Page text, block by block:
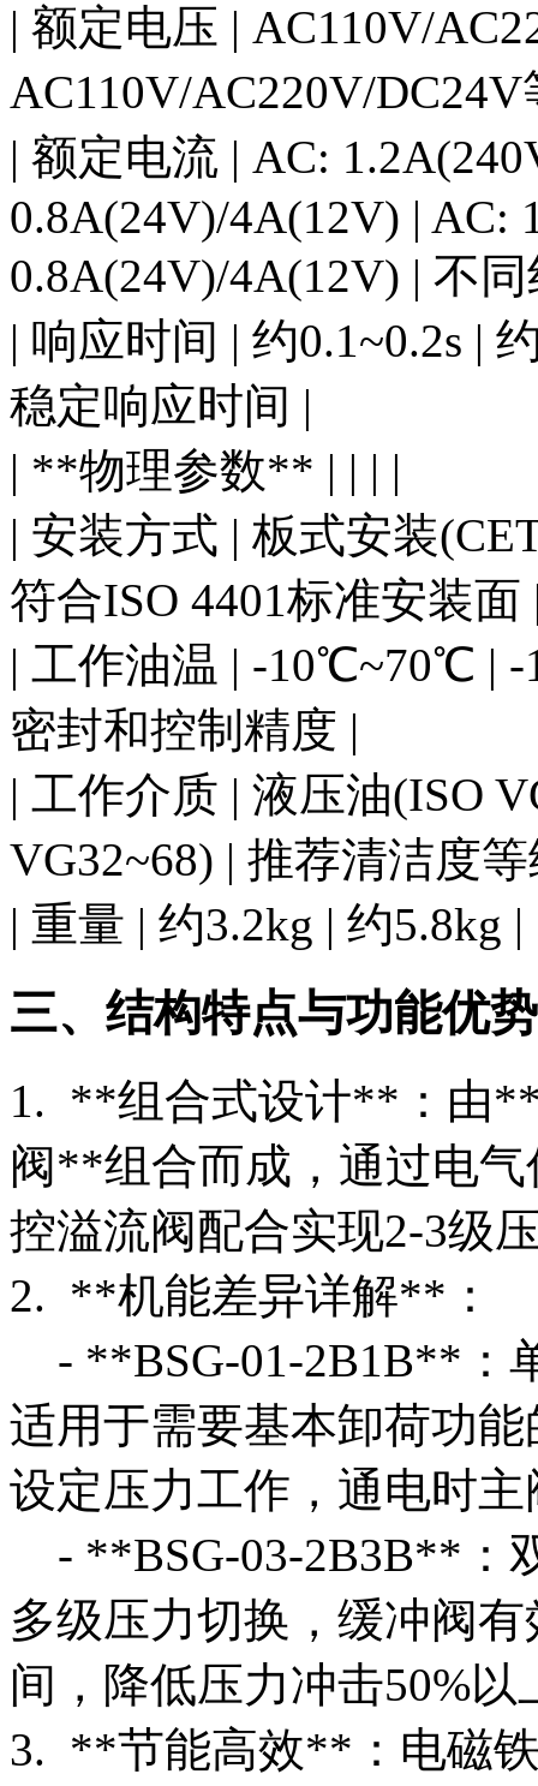
| 额定电压 | AC110V/
AC110V/AC220V/
| 额定电流 | AC:
0.8A(24V)/4A(12V) | AC:
0.8A(24V)/4A(12V) | 不
| 响应时间 | 约0.1~0.2s |
稳定响应时间 |
| **物理参数** | | | |
| 安装方式 | 板式安装
符合ISO 4401标准安装面
| 工作油温 | -10℃~70℃ |
密封和控制精度 |
| 工作介质 | 液压油(ISO
VG32~68) | 推荐清洁度
| 重量 | 约3.2kg | 约5.8kg
三、结构特点与功能优势
1. **组合式设计**：由
阀**组合而成，通过电
控溢流阀配合实现2-3级
2. **机能差异详解**：
- **BSG-01-2B1B**：
适用于需要基本卸荷功
设定压力工作，通电时
- **BSG-03-2B3B**：
多级压力切换，缓冲阀
间，降低压力冲击50%
3. **节能高效**：电磁